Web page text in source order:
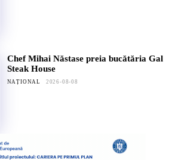
Chef Mihai Năstase preia bucătăria Gal
Steak House
NAȚIONAL 2026-08-08